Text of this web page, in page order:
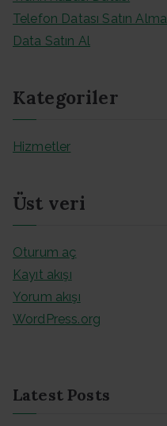
Telefon Datası Satın Alma
Data Satın Al
Kategoriler
Hizmetler
Üst veri
Oturum aç
Kayıt akışı
Yorum akışı
WordPress.org
Latest Posts